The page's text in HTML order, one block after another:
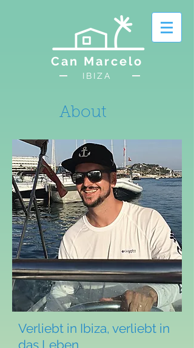
Can Marcelo
IBIZA
About
Verliebt in Ibiza, verliebt in
das Leben